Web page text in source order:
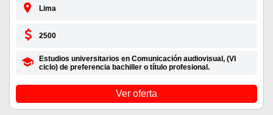
Lima
2500
Estudios universitarios en Comunicación audiovisual, (VI
ciclo) de preferencia bachiller o título profesional.
Ver oferta